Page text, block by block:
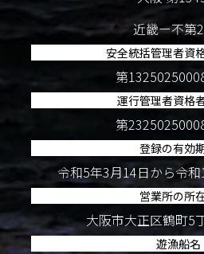
近畿ー不第
安全統括管理者資
第
運行管理者資格
第
登録の有効
令和5年3月14日から令
営業所の所
大阪市大正区鶴町5
遊漁船名